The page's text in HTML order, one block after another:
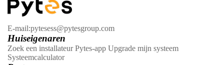
E-mail:pytesess@pytesgroup.com
Huiseigenaren
Zoek een installateur Pytes-app Upgrade mijn systeem
Systeemcalculator